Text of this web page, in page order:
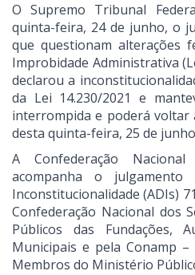
O Supremo Tribunal
quinta-feira, 24 de junho, o
que questionam alterações
Improbidade Administrativa
declarou a
da Lei 14.230/2021 e
interrompida e poderá voltar
desta quinta-feira, 25 de
A Confederação
acompanha o
Inconstitucionalidade (ADIs)
Confederação Nacional dos
Públicos das Fundações,
Municipais e pela Conamp –
Membros do Ministério